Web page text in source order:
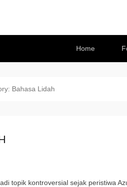
Home
Bahasa Lidah
topik kontroversial sejak peristiwa